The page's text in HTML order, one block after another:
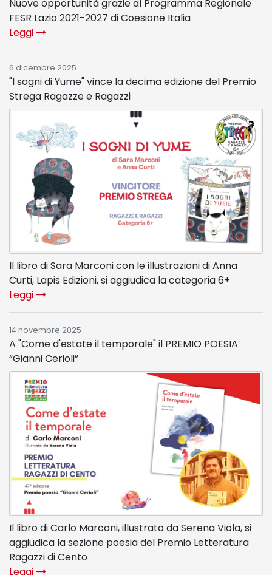
Nuove opportunità grazie al Programma Regionale
FESR Lazio 2021-2027 di Coesione Italia
Leggi
6 dicembre 2025
"I sogni di Yume" vince la decima edizione del Premio
Strega Ragazze e Ragazzi
Il libro di Sara Marconi con le illustrazioni di Anna
Curti, Lapis Edizioni, si aggiudica la categoria 6+
Leggi
14 novembre 2025
A "Come d'estate il temporale" il PREMIO POESIA
“Gianni Cerioli”
Il libro di Carlo Marconi, illustrato da Serena Viola, si
aggiudica la sezione poesia del Premio Letteratura
Ragazzi di Cento
Leggi